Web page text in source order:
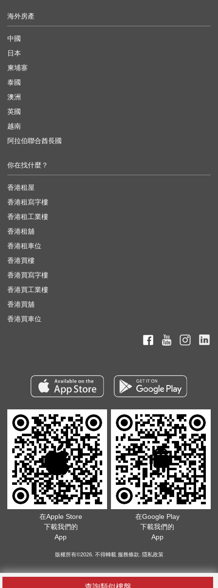
海外房產
中國
日本
柬埔寨
泰國
澳洲
英國
越南
阿拉伯聯合酋長國
你在找什麼？
香港租屋
香港租寫字樓
香港租工業樓
香港租舖
香港租車位
香港買樓
香港買寫字樓
香港買工業樓
香港買舖
香港買車位
在Apple Store
下載我們的
App
在Google Play
下載我們的
App
版權所有©2026. 不得轉載 服務條款 隱私政策